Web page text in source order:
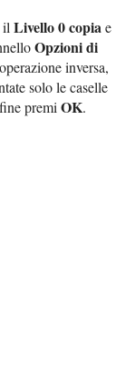
ilLivello 0 copiae
Opzioni di
inversa,
solo le caselle
premiOK.